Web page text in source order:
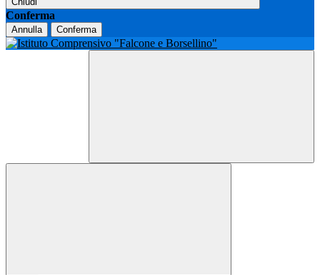
Conferma
Annulla Conferma